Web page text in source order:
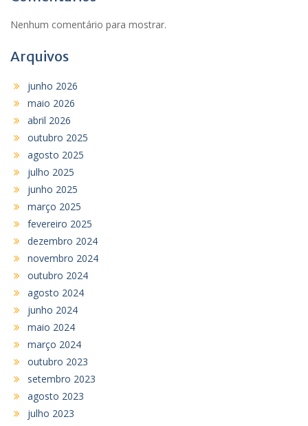
Nenhum comentário para mostrar.
Arquivos
junho 2026
maio 2026
abril 2026
outubro 2025
agosto 2025
julho 2025
junho 2025
março 2025
fevereiro 2025
dezembro 2024
novembro 2024
outubro 2024
agosto 2024
junho 2024
maio 2024
março 2024
outubro 2023
setembro 2023
agosto 2023
julho 2023